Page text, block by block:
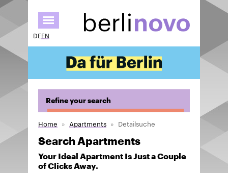
to
main
DEEN
Refine your search
Home Apartments Detailsuche
Search Apartments
Your Ideal Apartment Is Just a Couple
of Clicks Away.